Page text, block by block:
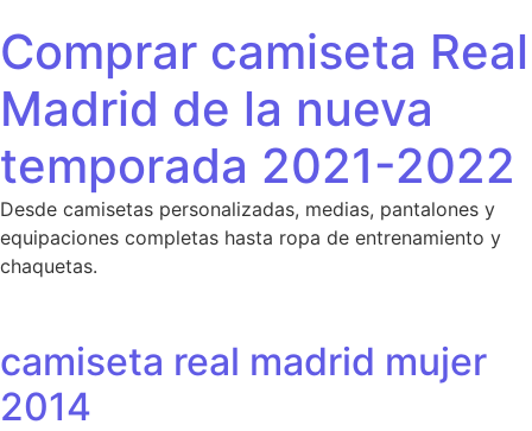
Comprar camiseta Real
Madrid de la nueva
temporada 2021-2022
Desde camisetas personalizadas, medias, pantalones y
equipaciones completas hasta ropa de entrenamiento y
chaquetas.
camiseta real madrid mujer
2014